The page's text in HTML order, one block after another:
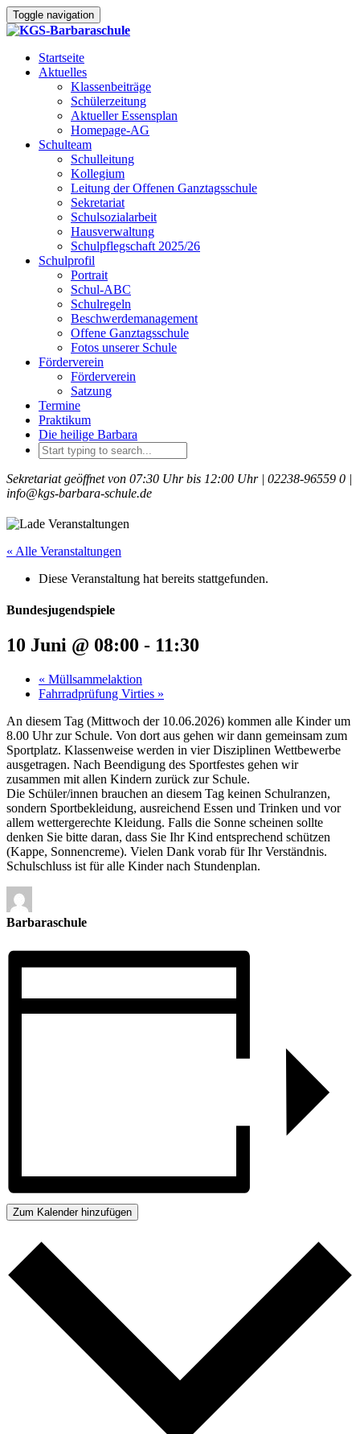
Toggle navigation
Startseite
Aktuelles
Klassenbeiträge
Schülerzeitung
Aktueller Essensplan
Homepage-AG
Schulteam
Schulleitung
Kollegium
Leitung der Offenen Ganztagsschule
Sekretariat
Schulsozialarbeit
Hausverwaltung
Schulpflegschaft 2025/26
Schulprofil
Portrait
Schul-ABC
Schulregeln
Beschwerdemanagement
Offene Ganztagsschule
Fotos unserer Schule
Förderverein
Förderverein
Satzung
Termine
Praktikum
Die heilige Barbara
Sekretariat geöffnet von 07:30 Uhr bis 12:00 Uhr | 02238-96559 0 |
info@kgs-barbara-schule.de
« Alle Veranstaltungen
Diese Veranstaltung hat bereits stattgefunden.
Bundesjugendspiele
10 Juni @ 08:00 - 11:30
« Müllsammelaktion
Fahrradprüfung Virties »
An diesem Tag (Mittwoch der 10.06.2026) kommen alle Kinder um
8.00 Uhr zur Schule. Von dort aus gehen wir dann gemeinsam zum
Sportplatz. Klassenweise werden in vier Disziplinen Wettbewerbe
ausgetragen. Nach Beendigung des Sportfestes gehen wir
zusammen mit allen Kindern zurück zur Schule.
Die Schüler/innen brauchen an diesem Tag keinen Schulranzen,
sondern Sportbekleidung, ausreichend Essen und Trinken und vor
allem wettergerechte Kleidung. Falls die Sonne scheinen sollte
denken Sie bitte daran, dass Sie Ihr Kind entsprechend schützen
(Kappe, Sonnencreme). Vielen Dank vorab für Ihr Verständnis.
Schulschluss ist für alle Kinder nach Stundenplan.
Barbaraschule
Zum Kalender hinzufügen